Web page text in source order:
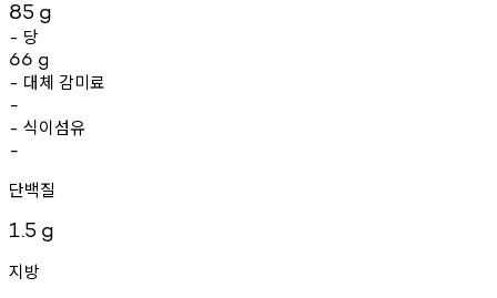
85 g
- 당
66 g
- 대체 감미료
-
- 식이섬유
-
단백질
1.5 g
지방